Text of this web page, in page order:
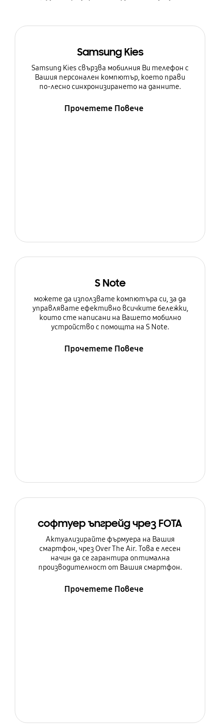
Samsung Kies
Samsung Kies свързва мобилния Ви телефон с
Вашия персонален компютър, което прави
по-лесно синхронизирането на данните.
Прочетете Повече
S Note
можете да използвате компютъра си, за да
управлявате ефективно всичките бележки,
които сте написани на Вашето мобилно
устройство с помощта на S Note.
Прочетете Повече
софтуер ъпгрейд чрез FOTA
Актуализирайте фърмуера на Вашия
смартфон, чрез Over The Air. Това е лесен
начин да се гарантира оптимална
производителност от Вашия смартфон.
Прочетете Повече